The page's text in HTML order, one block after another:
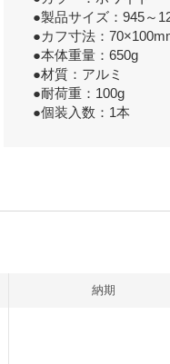
●製品サイズ：945～
●カフ寸法：
●本体重量：650g
●材質：アルミ
●耐荷重：100g
●個装入数：1本
納期